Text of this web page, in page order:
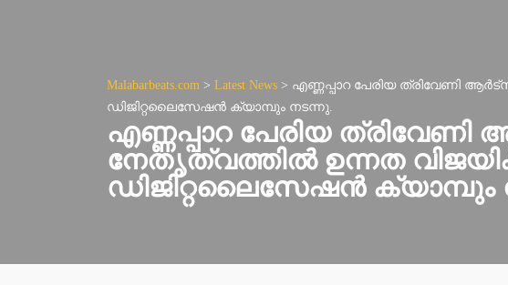
Malabarbeats.com > Latest News > എണ്ണപ്പാറ പേരിയ ത്രിവേണി
ഡിജിറ്റലൈസേഷൻ ക്യാമ്പും നടന്നു.
എണ്ണപ്പാറ പേരിയ
നേതൃത്വത്തിൽ ഉന്നത
ഡിജിറ്റലൈസേഷൻ ക്യാമ്പും